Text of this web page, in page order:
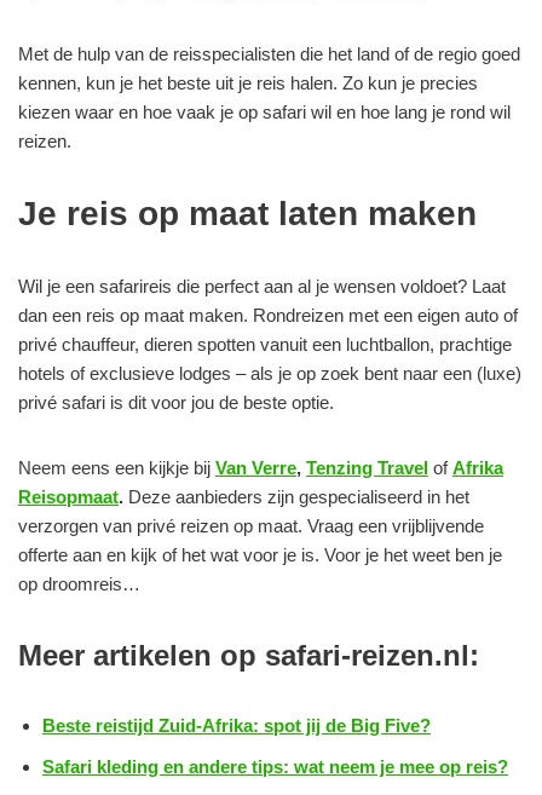
Met de hulp van de reisspecialisten die het land of de regio goed
kennen, kun je het beste uit je reis halen. Zo kun je precies
kiezen waar en hoe vaak je op safari wil en hoe lang je rond wil
reizen.
Je reis op maat laten maken
Wil je een safarireis die perfect aan al je wensen voldoet? Laat
dan een reis op maat maken. Rondreizen met een eigen auto of
privé chauffeur, dieren spotten vanuit een luchtballon, prachtige
hotels of exclusieve lodges – als je op zoek bent naar een (luxe)
privé safari is dit voor jou de beste optie.
Neem eens een kijkje bij Van Verre, Tenzing Travel ofAfrika
Reisopmaat. Deze aanbieders zijn gespecialiseerd in het
verzorgen van privé reizen op maat. Vraag een vrijblijvende
offerte aan en kijk of het wat voor je is. Voor je het weet ben je
op droomreis…
Meer artikelen op safari-reizen.nl:
Beste reistijd Zuid-Afrika: spot jij de Big Five?
Safari kleding en andere tips: wat neem je mee op reis?